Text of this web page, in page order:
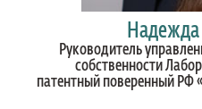
Руководитель
собственности
патентный поверенный РФ